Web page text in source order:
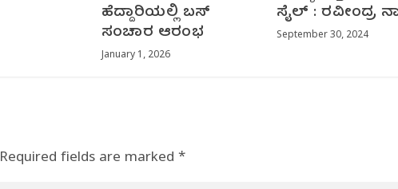
ಹೆದ್ದಾರಿಯಲ್ಲಿ ಬಸ್
ಸಂಚಾರ ಆರಂಭ
January 1, 2026
ಸೈಲ್ : ರವೀಂದ್ರ
September 30, 2024
Required fields are marked*